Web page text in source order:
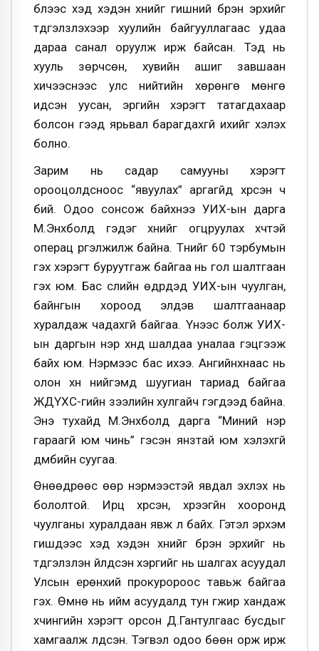
бүлээс хэд хэдэн хүнийг гишүүний бүрэн эрхийг
түдгэлзүүлэхээр хуулийн байгууллагаас удаа
дараа санал оруулж ирж байсан. Тэд нь
хууль зөрчсөн, хувийн ашиг завшаан
хичээснээс улс нийтийн хөрөнгө мөнгө
идсэн уусан, эрүүгийн хэрэгт татагдахаар
болсон гээд ярьвал барагдахгүй ихийг хэлэх
болно.
Зарим нь садар самууны хэрэгт
орооцолдсноос “явуулах” аргагүйд хүрсэн ч
бий. Одоо сонсож байхнээ УИХ-ын дарга
М.Энхболд гэдэг хүнийг огцруулах хүчтэй
операц үргэлжилж байна. Түүнийг 60 тэрбумын
гэх хэрэгт буруутгаж байгаа нь гол шалтгаан
гэх юм. Бас сүүлийн өдрүүдэд УИХ-ын чуулган,
байнгын хороод элдэв шалтгаанаар
хуралдаж чадахгүй байгаа. Үүнээс болж УИХ-
ын даргын нэр хүнд шалдаа уналаа гэцгээж
байх юм. Нэрмээс бас ихээ. Ангийнхнаас нь
олон хүн нийгэмд шуугиан тариад байгаа
ЖДҮХС-гийн зээлийн хулгайч гэгдээд байна.
Энэ тухайд М.Энхболд дарга “Миний нэр
гараагүй юм чинь” гэсэн янзтай юм хэлэхгүй
дүмбийн суугаа.
Өнөөдрөөс өөр нэрмээстэй явдал эхлэх нь
бололтой. Ирц хүрсэн, хүрээгүйн хооронд
чуулганы хуралдаан явж л байх. Гэтэл эрхэм
гишүүдээс хэд хэдэн хүнийг бүрэн эрхийг нь
түдгэлзүүлэн үйлдсэн хэргийг нь шалгах асуудал
Улсын ерөнхий прокуророос тавьж байгаа
гэх. Өмнө нь ийм асуудалд тун гүжир хандаж
хүчингийн хэрэгт орсон Д.Гантулгаас бусдыг
хамгаалж үлдсэн. Тэгвэл одоо бөөн орж ирж